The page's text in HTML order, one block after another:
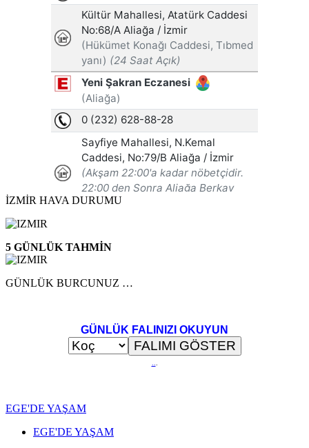
İZMİR HAVA DURUMU
5 GÜNLÜK TAHMİN
GÜNLÜK BURCUNUZ …
GÜNLÜK FALINIZI OKUYUN
EGE'DE YAŞAM
EGE'DE YAŞAM